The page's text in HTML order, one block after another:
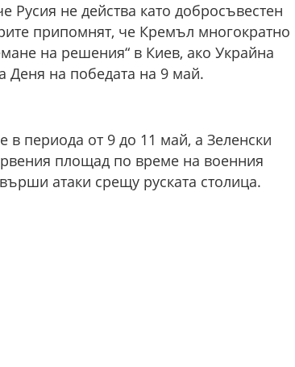
Русия не действа като добросъвестен
припомнят, че Кремъл многократно
на решения“ в Киев, ако Украйна
Деня на победата на 9 май.
периода от 9 до 11 май, а Зеленски
площад по време на военния
атаки срещу руската столица.